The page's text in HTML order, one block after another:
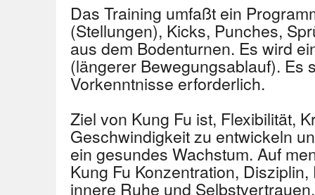
Das Training umfaßt ein
(Stellungen), Kicks, Punches,
aus dem Bodenturnen. Es wird
(längerer Bewegungsablauf). Es
Vorkenntnisse erforderlich.
Ziel von Kung Fu ist, Flexibilität,
Geschwindigkeit zu entwickeln
ein gesundes Wachstum. Auf
Kung Fu Konzentration,
innere Ruhe und Selbstvertrauen.